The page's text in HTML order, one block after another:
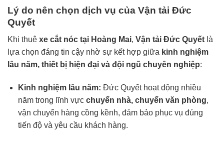
Lý do nên chọn dịch vụ của Vận tải Đức
Quyết
Khi thuê xe cắt nóc tại Hoàng Mai, Vận tải Đức Quyết là
lựa chọn đáng tin cậy nhờ sự kết hợp giữa kinh nghiệm
lâu năm, thiết bị hiện đại và đội ngũ chuyên nghiệp:
Kinh nghiệm lâu năm: Đức Quyết hoạt động nhiều
năm trong lĩnh vực chuyển nhà, chuyển văn phòng,
vận chuyển hàng cồng kềnh, đảm bảo phục vụ đúng
tiến độ và yêu cầu khách hàng.